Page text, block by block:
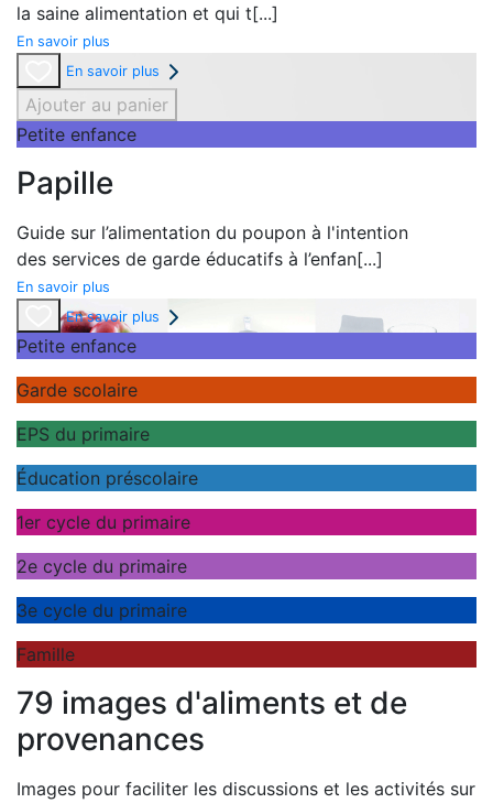
la saine alimentation et qui t[...]
En savoir plus
En savoir plus
Ajouter au panier
Petite enfance
Papille
Guide sur l’alimentation du poupon à l'intention
des services de garde éducatifs à l’enfan[...]
En savoir plus
En savoir plus
Petite enfance
Garde scolaire
EPS du primaire
Éducation préscolaire
1er cycle du primaire
2e cycle du primaire
3e cycle du primaire
Famille
79 images d'aliments et de
provenances
Images pour faciliter les discussions et les activités sur